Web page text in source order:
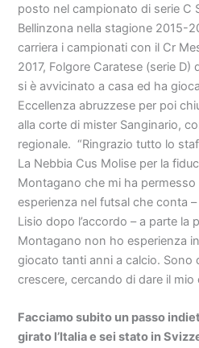
posto nel campionato di serie C
Bellinzona nella stagione 2015-
carriera i campionati con il Cr
2017, Folgore Caratese (serie D)
si è avvicinato a casa ed ha
Eccellenza abruzzese per poi
alla corte di mister Sanginario,
regionale. “Ringrazio tutto lo
La Nebbia Cus Molise per la
Montagano che mi ha
esperienza nel futsal che conta
Lisio dopo l’accordo – a parte la
Montagano non ho esperienza
giocato tanti anni a calcio. Sono
crescere, cercando di dare il mio
Facciamo subito un passo
girato l’Italia e sei stato in